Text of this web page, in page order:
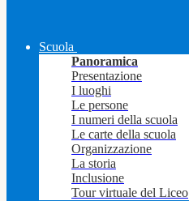
Scuola
Panoramica
Presentazione
I luoghi
Le persone
I numeri della scuola
Le carte della scuola
Organizzazione
La storia
Inclusione
Tour virtuale del Liceo